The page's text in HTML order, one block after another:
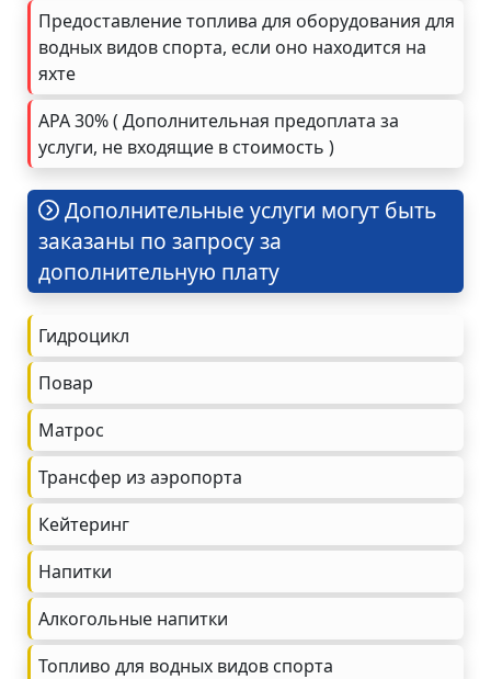
Предоставление топлива для оборудования для
водных видов спорта, если оно находится на
яхте
APA 30% ( Дополнительная предоплата за
услуги, не входящие в стоимость )
Дополнительные услуги могут быть
заказаны по запросу за
дополнительную плату
Гидроцикл
Повар
Матрос
Трансфер из аэропорта
Кейтеринг
Напитки
Алкогольные напитки
Топливо для водных видов спорта